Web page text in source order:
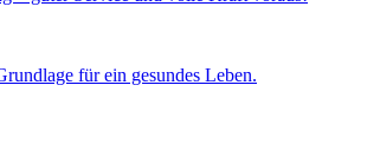
für ein gesundes Leben.